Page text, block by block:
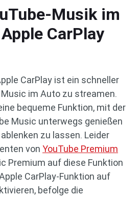
Musik im
CarPlay
CarPlay ist ein schneller
Music im Auto zu streamen.
bequeme Funktion, mit der
Music unterwegs genießen
zu lassen. Leider
von YouTube Premium
Premium auf diese Funktion
CarPlay-Funktion auf
befolge die